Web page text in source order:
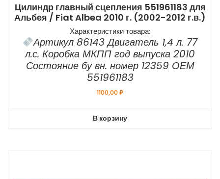
Цилиндр главный сцепления 551961183 для
Альбея / Fiat Albea 2010 г. (2002-2012 г.в.)
Характеристики товара:
Артикул 86143 Двигатель 1,4 л. 77
л.с. Коробка МКПП год выпуска 2010
Состояние бу вн. номер 12359 ОЕМ
551961183
1100,00₽
В корзину